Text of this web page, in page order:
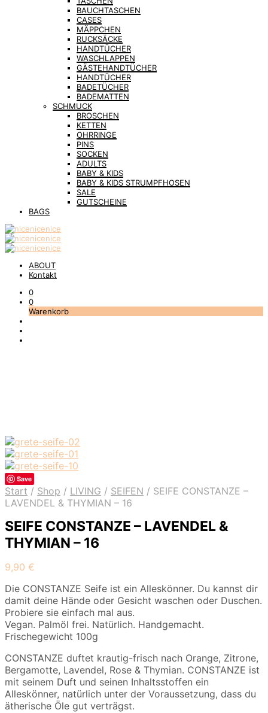
BAUCHTASCHEN
CASES
MÄPPCHEN
RUCKSÄCKE
HANDTÜCHER
WASCHLAPPEN
GÄSTEHANDTÜCHER
HANDTÜCHER
BADETÜCHER
BADEMATTEN
SCHMUCK
BROSCHEN
KETTEN
OHRRINGE
PINS
SOCKEN
ADULTS
BABY & KIDS
BABY & KIDS STRUMPFHOSEN
SALE
GUTSCHEINE
BAGS
ABOUT
Kontakt
0
0
Warenkorb
Save
Start / Shop / LIVING / SEIFEN / SEIFE CONSTANZE –
LAVENDEL & THYMIAN – 16
SEIFE CONSTANZE – LAVENDEL &
THYMIAN – 16
9,90 €
Die CONSTANZE Seife ist ein Alleskönner. Du kannst dir
damit deine Hände oder Gesicht waschen oder Duschen.
Probiere sie einfach mal aus.
Vegan. Palmöl frei. Natürlich. Handgemacht.
Frischegewicht 100g
CONSTANZE duftet krautig-frisch nach Orange, Zitrone,
Bergamotte, Lavendel, Rose & Thymian. CONSTANZE ist
mit seinem Duft und seinen Inhaltsstoffen ein
Alleskönner, natürlich unter der Voraussetzung, dass du
ätherische Öle gut verträgst.